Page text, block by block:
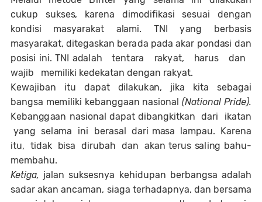
cukup sukses, karena dimodifikasi sesuai dengan
kondisi masyarakat alami. TNIyang berbasis
masyarakat,ditegaskan berada padaakar pondasi dan
posisi ini. TNI adalah tentara rakyat, harus dan
wajib memiliki kedekatan dengan rakyat.
Kewajiban itu dapat dilakukan, jika kita sebagai
bangsa memiliki kebanggaan nasional (National Pride).
Kebanggaan nasional dapat dibangkitkan dari ikatan
yangselama ini berasal dari masa lampau. Karena
itu, tidak bisa dirubah dan akan terus saling bahu-
membahu.
Ketiga, jalan suksesnya kehidupan berbangsa adalah
sadar akan ancaman, siaga terhadapnya, dan bersama